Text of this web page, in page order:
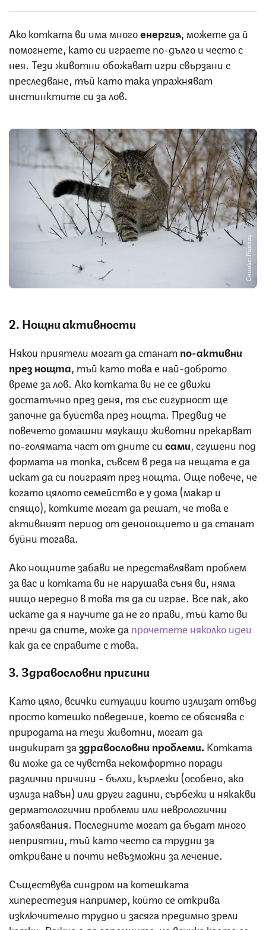
Ако котката ви има многоенергия , можете да й
помогнете, като си играете по-дълго и често с
нея. Тези животни обожават игри свързани с
преследване, тъй като така упражняват
инстинктите си за лов.
Снимка: Pixabay
2. Нощни активности
Някои приятели могат да станат по-активни
през нощта , тъй като това е най-доброто
време за лов. Ако котката ви не се движи
достатъчно през деня, тя със сигурност ще
започне да буйства през нощта. Предвид че
повечето домашни мяукащи животни прекарват
по-голямата част от дните сисами , сгушени под
формата на топка, съвсем в реда на нещата е да
искат да си поиграят през нощта. Още повече, че
когато цялото семейство е у дома (макар и
спящо), котките могат да решат, че това е
активният период от денонощието и да станат
буйни тогава.
Ако нощните забави не представляват проблем
за вас и котката ви не нарушава съня ви, няма
нищо нередно в това тя да си играе. Все пак, ако
искате да я научите да не го прави, тъй като ви
пречи да спите, може да прочетете няколко идеи
как да се справите с това.
3. Здравословни причини
Като цяло, всички ситуации които излизат отвъд
просто котешко поведение, което се обяснява с
природата на тези животни, могат да
индикират заздравословни проблеми. Котката
ви може да се чувства некомфортно поради
различни причини - бълхи, кърлежи (особено, ако
излиза навън) или други гадини, сърбежи и някакви
дерматологични проблеми или неврологични
заболявания. Последните могат да бъдат много
неприятни, тъй като често са трудни за
откриване и почти невъзможни за лечение.
Съществувасиндром на котешката
хиперестезия например, който се открива
изключително трудно и засяга предимно зрели